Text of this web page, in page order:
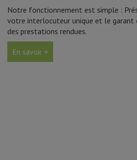
Notre fonctionnement est simple :
votre interlocuteur unique et le garant
des prestations rendues.
En savoir +